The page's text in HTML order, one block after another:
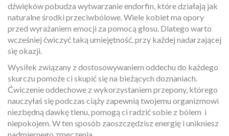
dźwięków pobudza wytwarzanie endorfin, które działają jak
naturalne środki przeciwbólowe. Wiele kobiet ma opory
przed wyrażaniem emocji za pomocą głosu. Dlatego warto
wcześniej ćwiczyć taką umiejętność, przy każdej nadarzającej
się okazji.
Wysiłek związany z dostosowywaniem oddechu do każdego
skurczu pomoże ci skupić się na bieżących doznaniach.
Ćwiczenie oddechowe z wykorzystaniem przepony, którego
nauczyłaś siępodczas ciąży zapewnią twojemu organizmowi
niezbędną dawkę tlenu, pomogą ci radzić sobie z bólem i
niepokojem. W ten sposób zaoszczędzisz energię i unikniesz